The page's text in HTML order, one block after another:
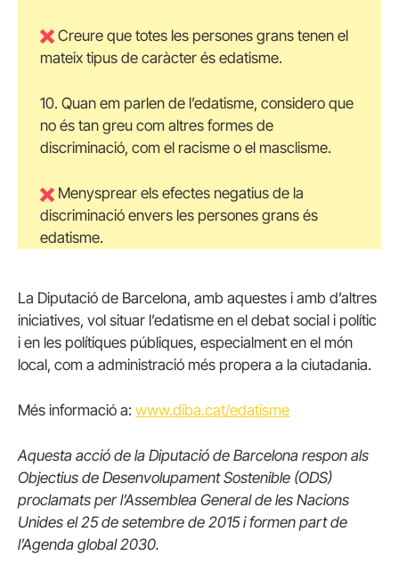
Creure que totes les persones grans tenen el
mateix tipus de caràcter és edatisme.
10. Quan em parlen de l’edatisme, considero que
no és tan greu com altres formes de
discriminació, com el racisme o el masclisme.
Menysprear els efectes negatius de la
discriminació envers les persones grans és
edatisme.
La Diputació de Barcelona, amb aquestes i amb d’altres
iniciatives, vol situar l’edatisme en el debat social i polític
i en les polítiques públiques, especialment en el món
local, com a administració més propera a la ciutadania.
Més informació a: www.diba.cat/edatisme
Aquesta acció de la Diputació de Barcelona respon als
Objectius de Desenvolupament Sostenible (ODS)
proclamats per l’Assemblea General de les Nacions
Unides el 25 de setembre de 2015 i formen part de
l’Agenda global 2030.